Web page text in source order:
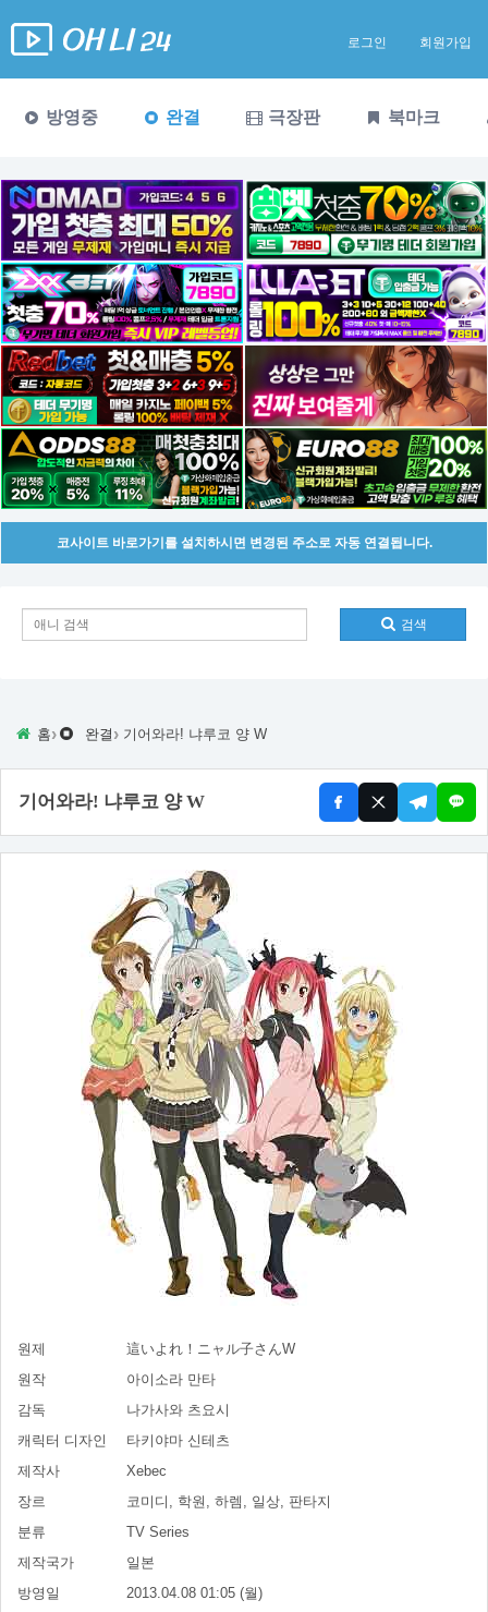
로그인 회원가입
방영중 완결 극장판 북마크
코사이트 바로가기를 설치하시면 변경된 주소로 자동 연결됩니다.
검색
홈› 완결 › 기어와라! 냐루코 양 W
기어와라! 냐루코 양 W
원제
這いよれ！ニャル子さんW
원작
아이소라 만타
감독
나가사와 츠요시
캐릭터 디자인
타키야마 신테츠
제작사
Xebec
장르
코미디, 학원, 하렘, 일상, 판타지
분류
TV Series
제작국가
일본
방영일
2013.04.08 01:05 (월)